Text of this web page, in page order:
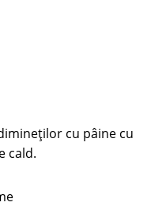
cu pâine cu
cald.